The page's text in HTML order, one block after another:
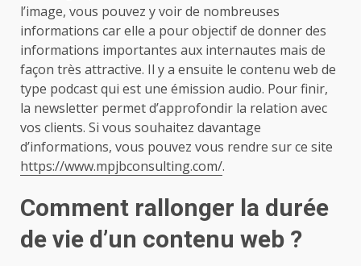
l’image, vous pouvez y voir de nombreuses
informations car elle a pour objectif de donner des
informations importantes aux internautes mais de
façon très attractive. Il y a ensuite le contenu web de
type podcast qui est une émission audio. Pour finir,
la newsletter permet d’approfondir la relation avec
vos clients. Si vous souhaitez davantage
d’informations, vous pouvez vous rendre sur ce site
https://www.mpjbconsulting.com/.
Comment rallonger la durée
de vie d’un contenu web ?